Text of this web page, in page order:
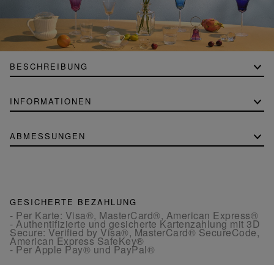
BESCHREIBUNG
INFORMATIONEN
ABMESSUNGEN
GESICHERTE BEZAHLUNG
- Per Karte: Visa®, MasterCard®, American Express®
- Authentifizierte und gesicherte Kartenzahlung mit 3D
Secure: Verified by Visa®, MasterCard® SecureCode,
American Express SafeKey®
- Per Apple Pay® und PayPal®